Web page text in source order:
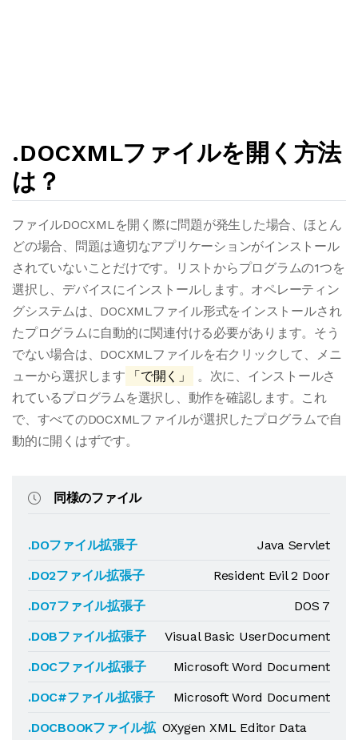
.DOCXMLファイルを開く方法
は？
ファイルDOCXMLを開く際に問題が発生した場合、ほとん
どの場合、問題は適切なアプリケーションがインストール
されていないことだけです。リストからプログラムの1つを
選択し、デバイスにインストールします。オペレーティン
グシステムは、DOCXMLファイル形式をインストールされ
たプログラムに自動的に関連付ける必要があります。そう
でない場合は、DOCXMLファイルを右クリックして、メニ
ューから選択します
「で開く」
。次に、インストールさ
れているプログラムを選択し、動作を確認します。これ
で、すべてのDOCXMLファイルが選択したプログラムで自
動的に開くはずです。
同様のファイル
.DOファイル拡張子
Java Servlet
.DO2ファイル拡張子
Resident Evil 2 Door
.DO7ファイル拡張子
DOS 7
.DOBファイル拡張子
Visual Basic UserDocument
.DOCファイル拡張子
Microsoft Word Document
.DOC#ファイル拡張子
Microsoft Word Document
.DOCBOOKファイル拡 OXygen XML Editor Data